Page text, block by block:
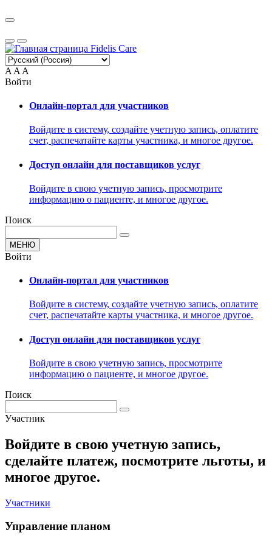
A A A
Войти
Онлайн-портал для участников
Войдите в систему, создайте учетную запись, оплатите
счет, распечатайте карты участника, и многое другое.
Доступ онлайн для поставщиков услуг
Войдите в свою учетную запись, просмотрите
информацию о пациенте, и многое другое.
Поиск
МЕНЮ
Войти
Онлайн-портал для участников
Войдите в систему, создайте учетную запись, оплатите
счет, распечатайте карты участника, и многое другое.
Доступ онлайн для поставщиков услуг
Войдите в свою учетную запись, просмотрите
информацию о пациенте, и многое другое.
Поиск
Участник
Войдите в свою учетную запись,
сделайте платеж, посмотрите льготы, и
многое другое.
Участники
Управление планом